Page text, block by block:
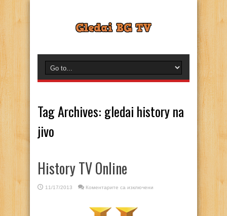
Tag Archives: gledai history na
jivo
History TV Online
11/17/2013 Коментарите са изключени